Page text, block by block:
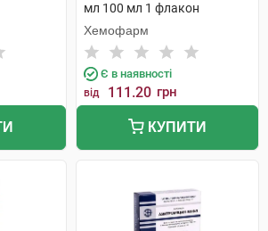
мл 100 мл 1 флакон
Хемофарм
Є в наявності
від 111.20 грн
КУПИТИ